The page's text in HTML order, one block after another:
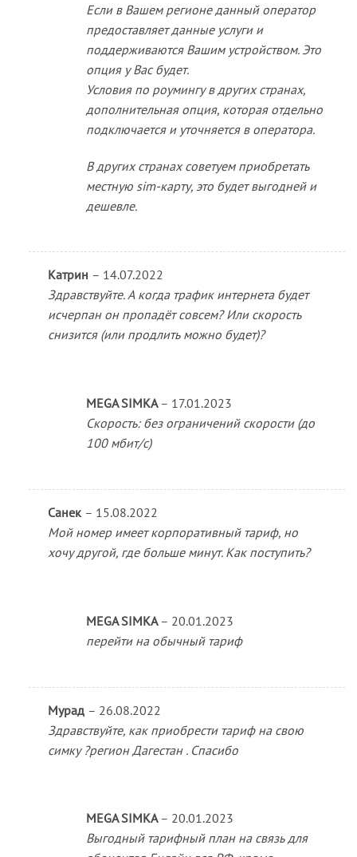
Если в Вашем регионе данный оператор
предоставляет данные услуги и
поддерживаются Вашим устройством. Это
опция у Вас будет.
Условия по роумингу в других странах,
дополнительная опция, которая отдельно
подключается и уточняется в оператора.
В других странах советуем приобретать
местную sim-карту, это будет выгодней и
дешевле.
Катрин – 14.07.2022
Здравствуйте. А когда трафик интернета будет
исчерпан он пропадёт совсем? Или скорость
снизится (или продлить можно будет)?
MEGA SIMKA – 17.01.2023
Скорость: без ограничений скорости (до
100 мбит/с)
Санек – 15.08.2022
Мой номер имеет корпоративный тариф, но
хочу другой, где больше минут. Как поступить?
MEGA SIMKA – 20.01.2023
перейти на обычный тариф
Мурад – 26.08.2022
Здравствуйте, как приобрести тариф на свою
симку ?регион Дагестан . Спасибо
MEGA SIMKA – 20.01.2023
Выгодный тарифный план на связь для